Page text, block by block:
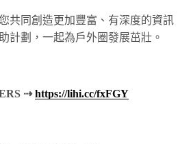
共同創造更加豐富、有深度的資訊
計劃，一起為戶外圈發展茁壯。
⇢https://lihi.cc/fxFGY